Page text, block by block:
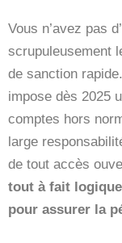
Vous n’avez pas
scrupuleusement
de sanction
impose dès 2025
comptes hors
large
de tout accès
tout à fait
pour assurer la